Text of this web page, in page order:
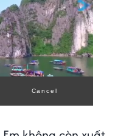
Cancel